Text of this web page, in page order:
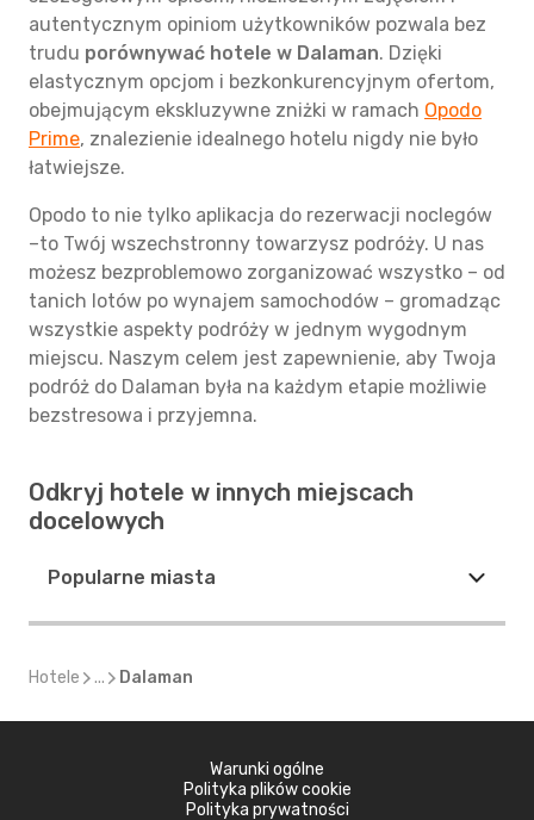
autentycznym opiniom użytkowników pozwala bez
trudu porównywać hotele w Dalaman. Dzięki
elastycznym opcjom i bezkonkurencyjnym ofertom,
obejmującym ekskluzywne zniżki w ramach Opodo
Prime, znalezienie idealnego hotelu nigdy nie było
łatwiejsze.
Opodo to nie tylko aplikacja do rezerwacji noclegów
–to Twój wszechstronny towarzysz podróży. U nas
możesz bezproblemowo zorganizować wszystko – od
tanich lotów po wynajem samochodów – gromadząc
wszystkie aspekty podróży w jednym wygodnym
miejscu. Naszym celem jest zapewnienie, aby Twoja
podróż do Dalaman była na każdym etapie możliwie
bezstresowa i przyjemna.
Odkryj hotele w innych miejscach
docelowych
Popularne miasta
Hotele ... Dalaman
Warunki ogólne
Polityka plików cookie
Polityka prywatności